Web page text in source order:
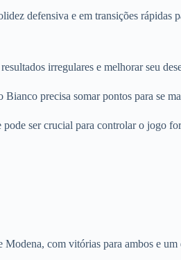
defensiva e em transições rápidas
irregulares e melhorar seu
precisa somar pontos para se
ser crucial para controlar o jogo
com vitórias para ambos e um